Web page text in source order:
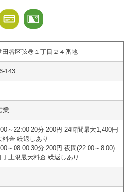
田谷区弦巻１丁目２４番地
143
業
～22:00 20分 200円 24時間最大1,400円
料金 繰返しあり
～08:00 30分 200円 夜間(22:00～8:00)
上限最大料金 繰返しあり